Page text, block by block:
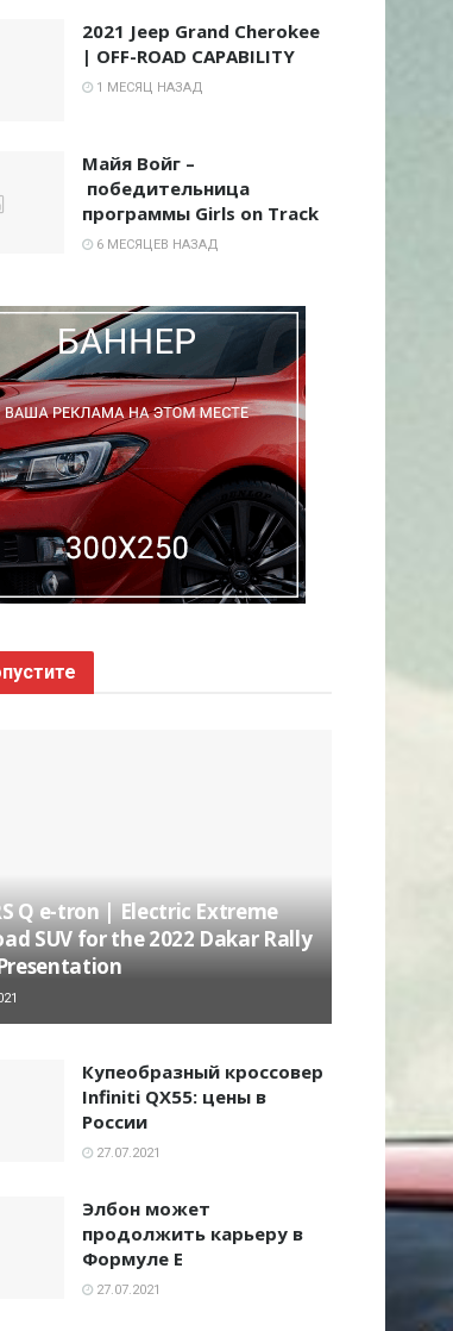
2021 Jeep Grand Cherokee
| OFF-ROAD CAPABILITY
1 МЕСЯЦ НАЗАД
Майя Войг –
победительница
программы Girls on Track
6 МЕСЯЦЕВ НАЗАД
Q e-tron | Electric Extreme
SUV for the 2022 Dakar Rally
Купеобразный кроссовер
Infiniti QX55: цены в
России
27.07.2021
Элбон может
продолжить карьеру в
Формуле Е
27.07.2021